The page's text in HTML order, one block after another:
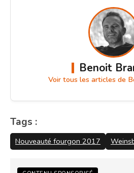
Benoit
Voir tous les articles de
Tags :
Nouveauté fourgon 2017